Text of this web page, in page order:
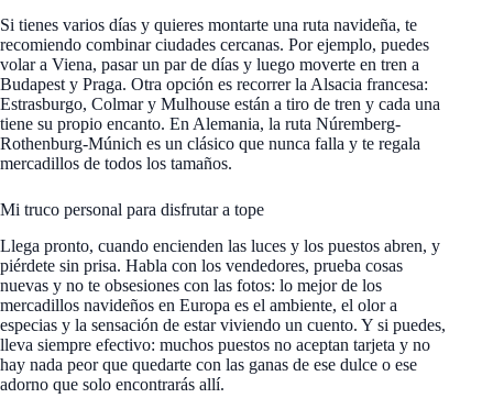
Si tienes varios días y quieres montarte una ruta navideña, te
recomiendo combinar ciudades cercanas. Por ejemplo, puedes
volar a Viena, pasar un par de días y luego moverte en tren a
Budapest y Praga. Otra opción es recorrer la Alsacia francesa:
Estrasburgo, Colmar y Mulhouse están a tiro de tren y cada una
tiene su propio encanto. En Alemania, la ruta Núremberg-
Rothenburg-Múnich es un clásico que nunca falla y te regala
mercadillos de todos los tamaños.
Mi truco personal para disfrutar a tope
Llega pronto, cuando encienden las luces y los puestos abren, y
piérdete sin prisa. Habla con los vendedores, prueba cosas
nuevas y no te obsesiones con las fotos: lo mejor de los
mercadillos navideños en Europa es el ambiente, el olor a
especias y la sensación de estar viviendo un cuento. Y si puedes,
lleva siempre efectivo: muchos puestos no aceptan tarjeta y no
hay nada peor que quedarte con las ganas de ese dulce o ese
adorno que solo encontrarás allí.